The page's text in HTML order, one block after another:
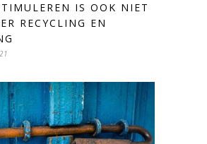
IS OOK NIET
RECYCLING EN